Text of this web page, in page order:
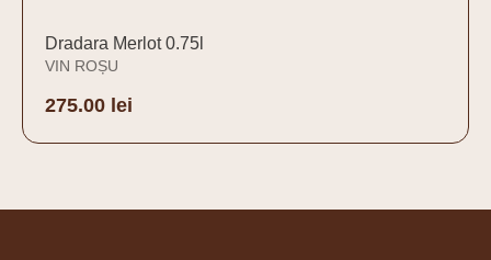
VIN ROȘU
Dradara Merlot 0.75l
275.00 lei